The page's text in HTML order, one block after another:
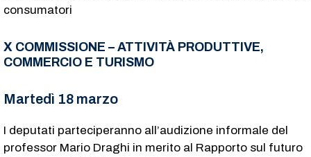
consumatori
X COMMISSIONE – ATTIVITÀ PRODUTTIVE,
COMMERCIO E TURISMO
Martedì 18 marzo
I deputati parteciperanno all’audizione informale del
professor Mario Draghi in merito al Rapporto sul futuro